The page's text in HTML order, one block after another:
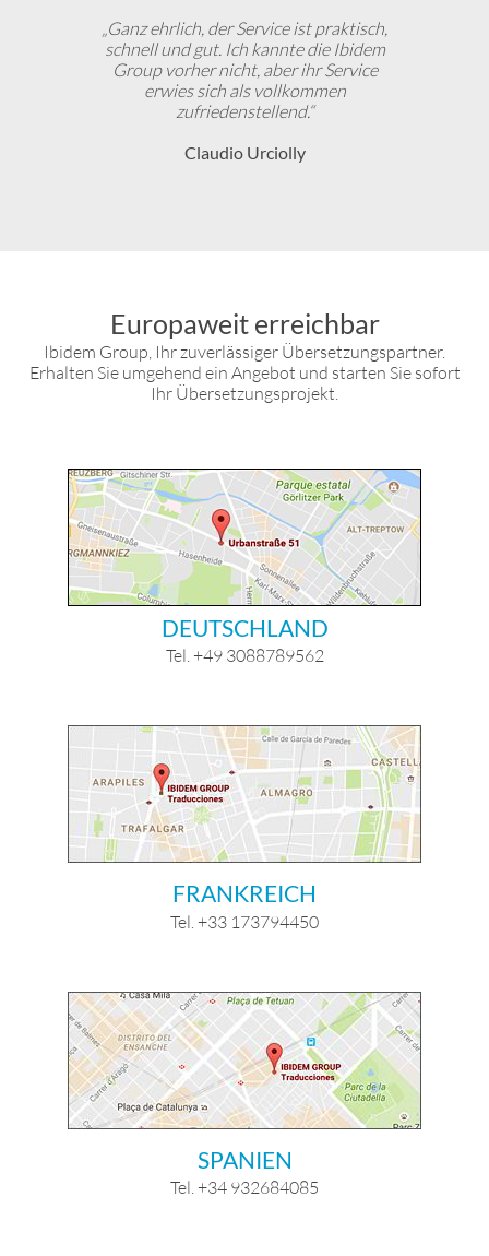
„Ganz ehrlich, der Service ist praktisch,
schnell und gut. Ich kannte die Ibidem
Group vorher nicht, aber ihr Service
erwies sich als vollkommen
zufriedenstellend.“
Claudio Urciolly
Europaweit erreichbar
Ibidem Group, Ihr zuverlässiger Übersetzungspartner.
Erhalten Sie umgehend ein Angebot und starten Sie sofort
Ihr Übersetzungsprojekt.
DEUTSCHLAND
Tel. +49 3088789562
FRANKREICH
Tel. +33 173794450
SPANIEN
Tel. +34 932684085